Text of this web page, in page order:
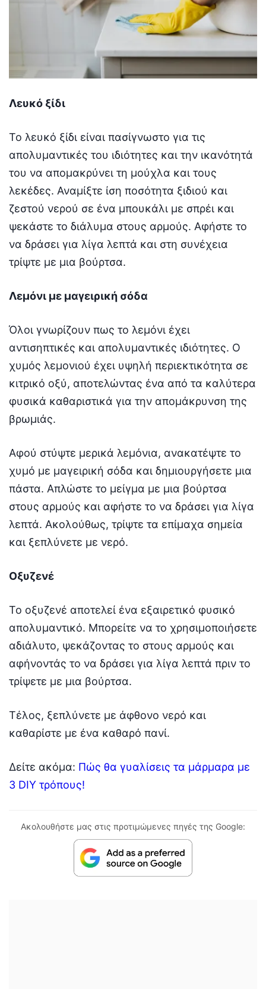
Λευκό ξίδι
Το λευκό ξίδι είναι πασίγνωστο για τις
απολυμαντικές του ιδιότητες και την ικανότητά
του να απομακρύνει τη μούχλα και τους
λεκέδες. Αναμίξτε ίση ποσότητα ξιδιού και
ζεστού νερού σε ένα μπουκάλι με σπρέι και
ψεκάστε το διάλυμα στους αρμούς. Αφήστε το
να δράσει για λίγα λεπτά και στη συνέχεια
τρίψτε με μια βούρτσα.
Λεμόνι με μαγειρική σόδα
Όλοι γνωρίζουν πως το λεμόνι έχει
αντισηπτικές και απολυμαντικές ιδιότητες. Ο
χυμός λεμονιού έχει υψηλή περιεκτικότητα σε
κιτρικό οξύ, αποτελώντας ένα από τα καλύτερα
φυσικά καθαριστικά για την απομάκρυνση της
βρωμιάς.
Αφού στύψτε μερικά λεμόνια, ανακατέψτε το
χυμό με μαγειρική σόδα και δημιουργήσετε μια
πάστα. Απλώστε το μείγμα με μια βούρτσα
στους αρμούς και αφήστε το να δράσει για λίγα
λεπτά. Ακολούθως, τρίψτε τα επίμαχα σημεία
και ξεπλύνετε με νερό.
Οξυζενέ
Το οξυζενέ αποτελεί ένα εξαιρετικό φυσικό
απολυμαντικό. Μπορείτε να το χρησιμοποιήσετε
αδιάλυτο, ψεκάζοντας το στους αρμούς και
αφήνοντάς το να δράσει για λίγα λεπτά πριν το
τρίψετε με μια βούρτσα.
Τέλος, ξεπλύνετε με άφθονο νερό και
καθαρίστε με ένα καθαρό πανί.
Δείτε ακόμα: Πώς θα γυαλίσεις τα μάρμαρα με
3 DIY τρόπους!
Ακολουθήστε μας στις προτιμώμενες πηγές της Google: